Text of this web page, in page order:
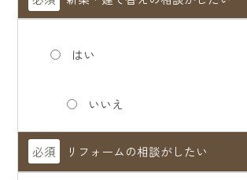
はい
いいえ
必須 リフォームの相談がしたい